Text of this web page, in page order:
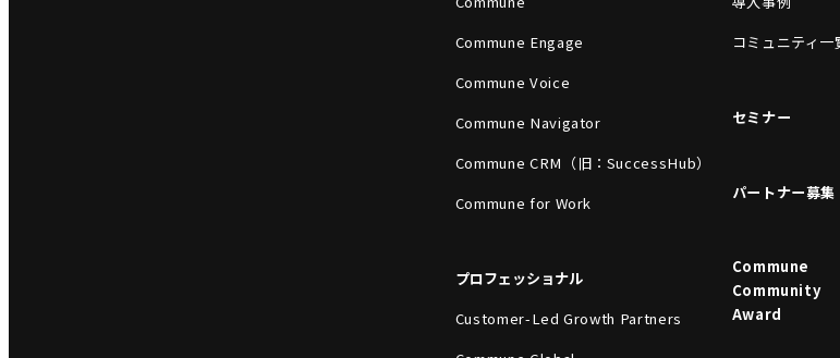
Commune Engage
Commune Voice
Commune Navigator
Commune CRM（旧：SuccessHub）
Commune for Work
プロフェッショナル
Customer-Led Growth Partners
コミュニティ一
セミナー
パートナー募集
Commune
Community
Award